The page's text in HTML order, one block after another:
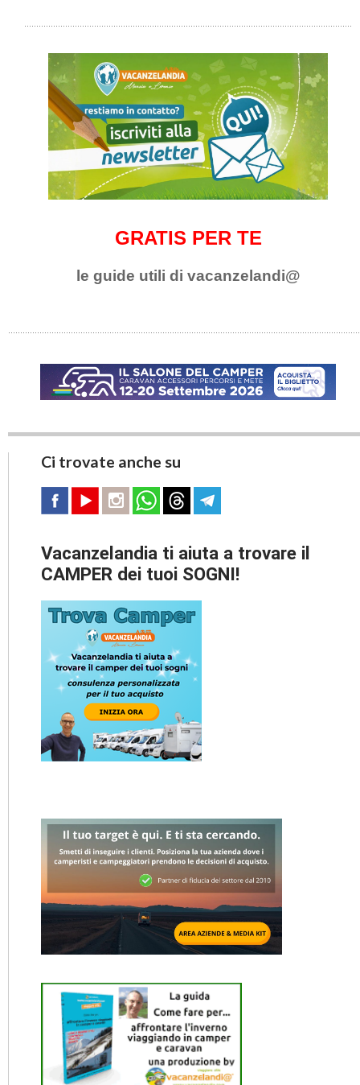
GRATIS PER TE
le guide utili di vacanzelandi@
Ci trovate anche su
Vacanzelandia ti aiuta a trovare il
CAMPER dei tuoi SOGNI!